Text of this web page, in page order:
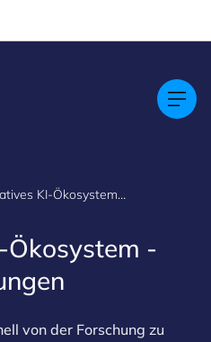
Generatives KI-Ökosystem - Marktanwendungen
Ökosystem -
von der Forschung zu